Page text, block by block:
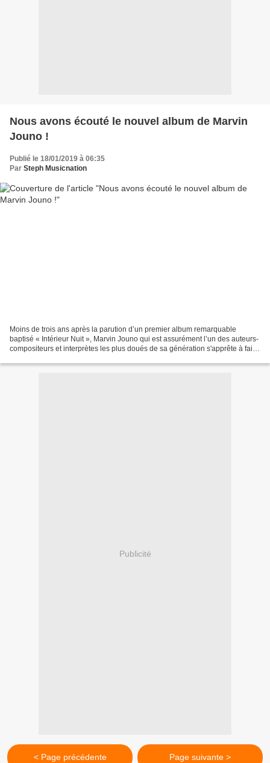
Nous avons écouté le nouvel album de Marvin
Jouno !
Publié le 18/01/2019 à 06:35
Par Steph Musicnation
Moins de trois ans après la parution d’un premier album remarquable
baptisé « Intérieur Nuit », Marvin Jouno qui est assurément l’un des auteurs-
compositeurs et interprètes les plus doués de sa génération s'apprête à faire
Publicité
< Page précédente Page suivante >